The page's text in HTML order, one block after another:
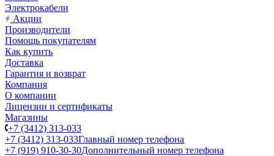
Электрокабели
Акции
Производители
Помощь покупателям
Как купить
Доставка
Гарантия и возврат
Компания
О компании
Лицензии и сертификаты
Магазины
+7 (3412) 313-033
+7 (3412) 313-033Главный номер телефона
+7 (919) 910-30-30Дополнительный номер телефона